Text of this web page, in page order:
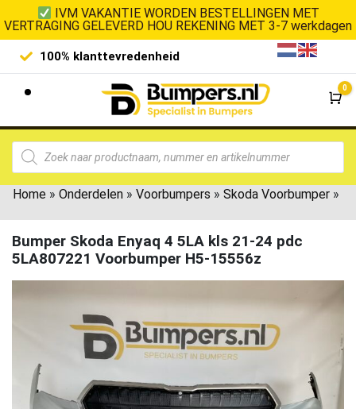
IVM VAKANTIE WORDEN BESTELLINGEN MET
VERTRAGING GELEVERD HOU REKENING MET 3-7 werkdagen
100% klanttevredenheid
0
Home » Onderdelen » Voorbumpers » Skoda Voorbumper »
Bumper Skoda Enyaq 4 5LA kls 21-24 pdc
5LA807221 Voorbumper H5-15556z